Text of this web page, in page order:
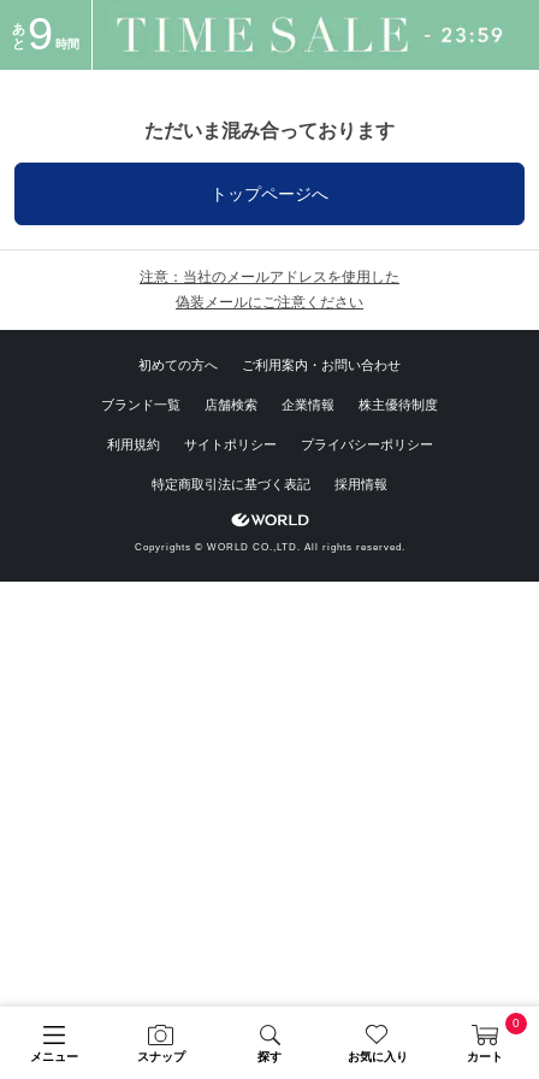
あ
と 9 時間
メニュー スナップ 探す お気に入り カート
0
ただいま混み合っております
トップページへ
注意：当社のメールアドレスを使用した
偽装メールにご注意ください
初めての方へ ご利用案内・お問い合わせ
ブランド一覧 店舗検索 企業情報 株主優待制度
利用規約 サイトポリシー プライバシーポリシー
特定商取引法に基づく表記 採用情報
Copyrights © WORLD CO.,LTD. All rights reserved.